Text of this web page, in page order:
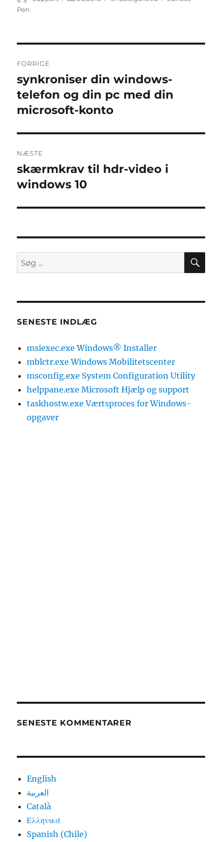
Pen
FORRIGE
Forrige
indlæg:
synkroniser din windows-
telefon og din pc med din
microsoft-konto
NÆSTE
Næste
indlæg:
skærmkrav til hdr-video i
windows 10
Søg
efter:
SENESTE INDLÆG
msiexec.exe Windows® Installer
mblctr.exe Windows Mobilitetscenter
msconfig.exe System Configuration Utility
helppane.exe Microsoft Hjælp og support
taskhostw.exe Værtsproces for Windows-
opgaver
SENESTE KOMMENTARER
English
العربية
Català
Ελληνικά
Spanish (Chile)